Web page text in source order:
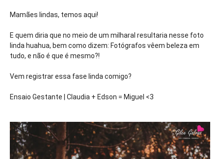
Mamães lindas, temos aqui!
E quem diria que no meio de um milharal resultaria nesse foto
linda huahua, bem como dizem: Fotógrafos vêem beleza em
tudo, e não é que é mesmo?!
Vem registrar essa fase linda comigo?
Ensaio Gestante | Claudia + Edson = Miguel <3